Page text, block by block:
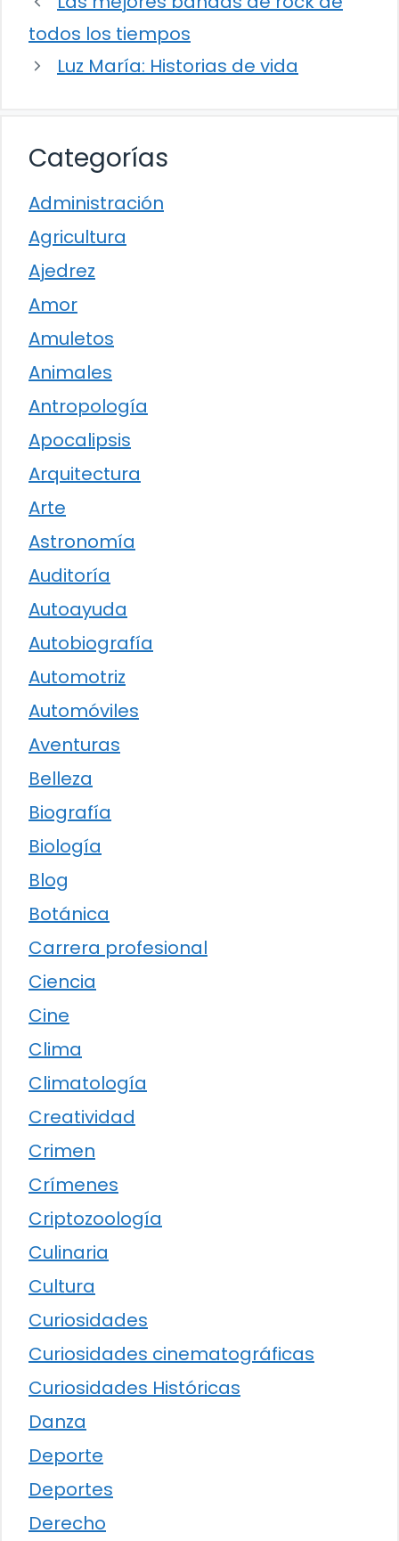
todos los tiempos
Luz María: Historias de vida
Categorías
Administración
Agricultura
Ajedrez
Amor
Amuletos
Animales
Antropología
Apocalipsis
Arquitectura
Arte
Astronomía
Auditoría
Autoayuda
Autobiografía
Automotriz
Automóviles
Aventuras
Belleza
Biografía
Biología
Blog
Botánica
Carrera profesional
Ciencia
Cine
Clima
Climatología
Creatividad
Crimen
Crímenes
Criptozoología
Culinaria
Cultura
Curiosidades
Curiosidades cinematográficas
Curiosidades Históricas
Danza
Deporte
Deportes
Derecho